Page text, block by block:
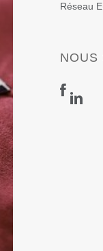
Réseau
NOUS